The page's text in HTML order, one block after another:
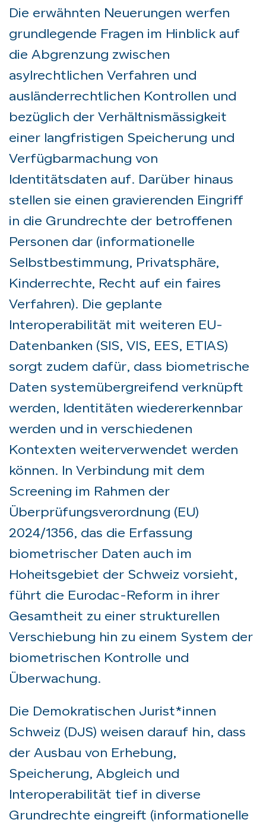
Die erwähnten Neuerungen werfen
grundlegende Fragen im Hinblick auf
die Abgrenzung zwischen
asylrechtlichen Verfahren und
ausländerrechtlichen Kontrollen und
bezüglich der Verhältnismässigkeit
einer langfristigen Speicherung und
Verfügbarmachung von
Identitätsdaten auf. Darüber hinaus
stellen sie einen gravierenden Eingriff
in die Grundrechte der betroffenen
Personen dar (informationelle
Selbstbestimmung, Privatsphäre,
Kinderrechte, Recht auf ein faires
Verfahren). Die geplante
Interoperabilität mit weiteren EU-
Datenbanken (SIS, VIS, EES, ETIAS)
sorgt zudem dafür, dass biometrische
Daten systemübergreifend verknüpft
werden, Identitäten wiedererkennbar
werden und in verschiedenen
Kontexten weiterverwendet werden
können. In Verbindung mit dem
Screening im Rahmen der
Überprüfungsverordnung (EU)
2024/1356, das die Erfassung
biometrischer Daten auch im
Hoheitsgebiet der Schweiz vorsieht,
führt die Eurodac-Reform in ihrer
Gesamtheit zu einer strukturellen
Verschiebung hin zu einem System der
biometrischen Kontrolle und
Überwachung.
Die Demokratischen Jurist*innen
Schweiz (DJS) weisen darauf hin, dass
der Ausbau von Erhebung,
Speicherung, Abgleich und
Interoperabilität tief in diverse
Grundrechte eingreift (informationelle